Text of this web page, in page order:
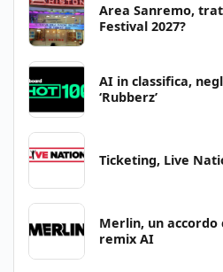
Area Sanremo,
Festival 2027?
AI in classifica,
‘Rubberz’
Ticketing, Live
Merlin, un accordo
remix AI